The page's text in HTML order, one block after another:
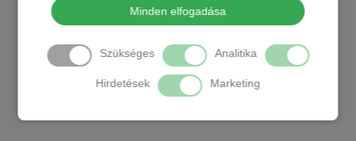
Minden elfogadása
Szükséges Analitika
Hirdetések Marketing